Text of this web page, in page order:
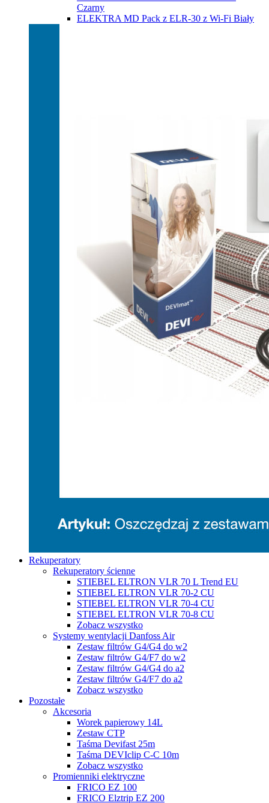
Czarny
ELEKTRA MD Pack z ELR-30 z Wi-Fi Biały
Rekuperatory
Rekuperatory ścienne
STIEBEL ELTRON VLR 70 L Trend EU
STIEBEL ELTRON VLR 70-2 CU
STIEBEL ELTRON VLR 70-4 CU
STIEBEL ELTRON VLR 70-8 CU
Zobacz wszystko
Systemy wentylacji Danfoss Air
Zestaw filtrów G4/G4 do w2
Zestaw filtrów G4/F7 do w2
Zestaw filtrów G4/G4 do a2
Zestaw filtrów G4/F7 do a2
Zobacz wszystko
Pozostałe
Akcesoria
Worek papierowy 14L
Zestaw CTP
Taśma Devifast 25m
Taśma DEVIclip C-C 10m
Zobacz wszystko
Promienniki elektryczne
FRICO EZ 100
FRICO Elztrip EZ 200